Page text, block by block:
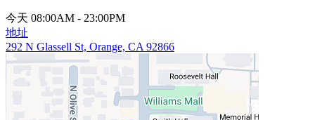
今天 08:00AM - 23:00PM
地址
292 N Glassell St, Orange, CA 92866